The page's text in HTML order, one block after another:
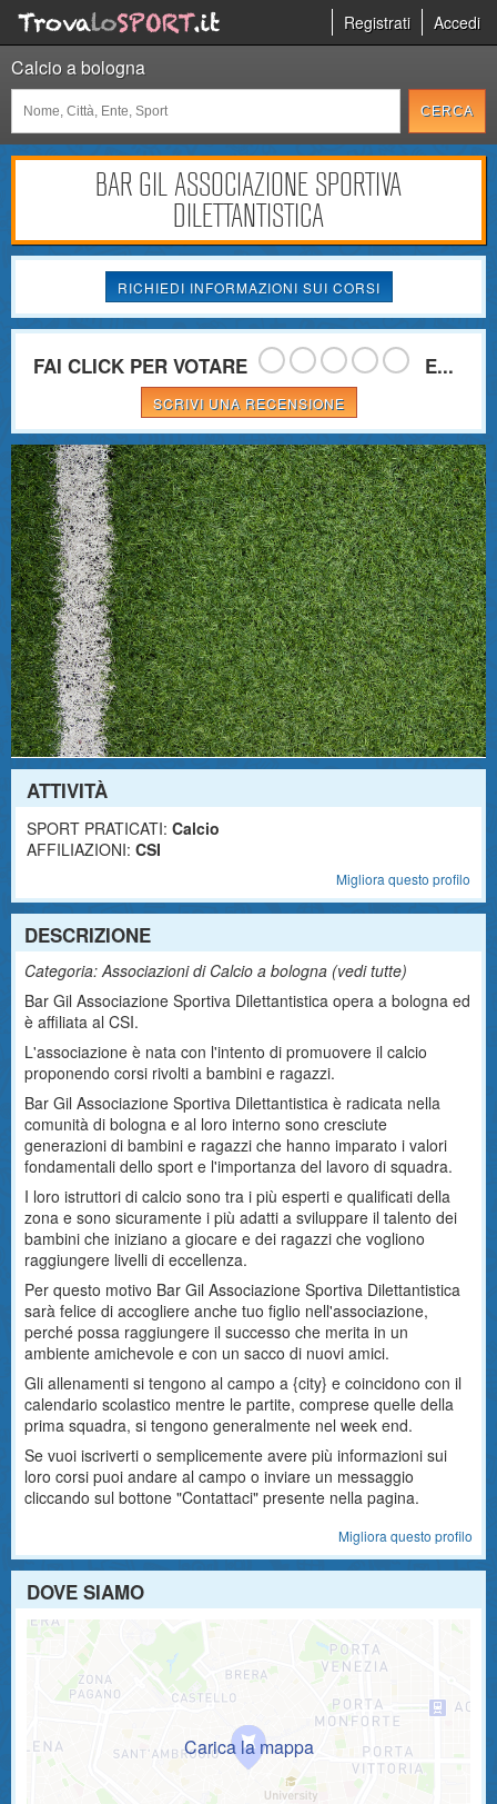
Registrati Accedi
Calcio a bologna
BAR GIL ASSOCIAZIONE SPORTIVA
DILETTANTISTICA
RICHIEDI INFORMAZIONI SUI CORSI
FAI CLICK PER VOTARE E...
SCRIVI UNA RECENSIONE
ATTIVITÀ
SPORT PRATICATI: Calcio
AFFILIAZIONI: CSI
Migliora questo profilo
DESCRIZIONE
Categoria: Associazioni di Calcio a bologna (vedi tutte)
Bar Gil Associazione Sportiva Dilettantistica opera a bologna ed
è affiliata al CSI.
L'associazione è nata con l'intento di promuovere il calcio
proponendo corsi rivolti a bambini e ragazzi.
Bar Gil Associazione Sportiva Dilettantistica è radicata nella
comunità di bologna e al loro interno sono cresciute
generazioni di bambini e ragazzi che hanno imparato i valori
fondamentali dello sport e l'importanza del lavoro di squadra.
I loro istruttori di calcio sono tra i più esperti e qualificati della
zona e sono sicuramente i più adatti a sviluppare il talento dei
bambini che iniziano a giocare e dei ragazzi che vogliono
raggiungere livelli di eccellenza.
Per questo motivo Bar Gil Associazione Sportiva Dilettantistica
sarà felice di accogliere anche tuo figlio nell'associazione,
perché possa raggiungere il successo che merita in un
ambiente amichevole e con un sacco di nuovi amici.
Gli allenamenti si tengono al campo a {city} e coincidono con il
calendario scolastico mentre le partite, comprese quelle della
prima squadra, si tengono generalmente nel week end.
Se vuoi iscriverti o semplicemente avere più informazioni sui
loro corsi puoi andare al campo o inviare un messaggio
cliccando sul bottone "Contattaci" presente nella pagina.
Migliora questo profilo
DOVE SIAMO